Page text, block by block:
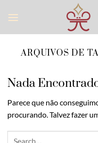
ARQUIVOS DE
Nada
Parece que não
procurando. Talvez fazer